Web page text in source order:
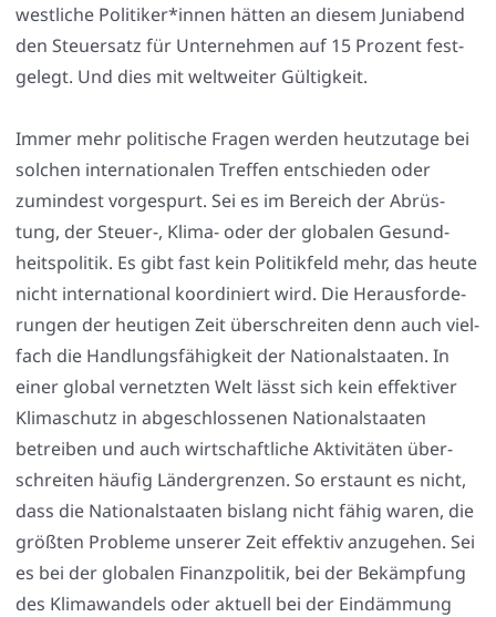
west­li­che Politiker*innen hät­ten an die­sem Juni­abend
den Steu­er­satz für Unter­neh­men auf 15 Pro­zent fest­
ge­legt. Und dies mit welt­wei­ter Gül­tig­keit.
Immer mehr poli­ti­sche Fra­gen wer­den heut­zu­ta­ge bei
sol­chen inter­na­tio­na­len Tref­fen ent­schie­den oder
zumin­dest vor­ge­spurt. Sei es im Bereich der Abrüs­
tung, der Steuer‑, Kli­ma- oder der glo­ba­len Gesund­
heits­po­li­tik. Es gibt fast kein Poli­tik­feld mehr, das heu­te
nicht inter­na­tio­nal koor­di­niert wird. Die Her­aus­for­de­
run­gen der heu­ti­gen Zeit über­schrei­ten denn auch viel­
fach die Hand­lungs­fä­hig­keit der Natio­nal­staa­ten. In
einer glo­bal ver­netz­ten Welt lässt sich kein effek­ti­ver
Kli­ma­schutz in abge­schlos­se­nen Natio­nal­staa­ten
betrei­ben und auch wirt­schaft­li­che Akti­vi­tä­ten über­
schrei­ten häu­fig Län­der­gren­zen. So erstaunt es nicht,
dass die Natio­nal­staa­ten bis­lang nicht fähig waren, die
größ­ten Pro­ble­me unse­rer Zeit effek­tiv anzu­ge­hen. Sei
es bei der glo­ba­len Finanz­po­li­tik, bei der Bekämp­fung
des Kli­ma­wan­dels oder aktu­ell bei der Ein­däm­mung